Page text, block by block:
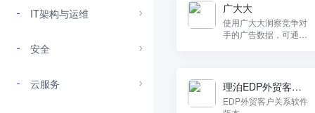
IT架构与运维
安全
云服务
广大大
使用广大大洞察竞争对
手的广告数据，可通过
理泊EDP外贸客户
关系管理软件
EDP外贸客户关系软件